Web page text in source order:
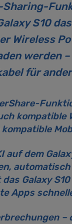
Sharing-
S10
Wireless
werden
für
kompatible
auf dem
Galaxy
Apps